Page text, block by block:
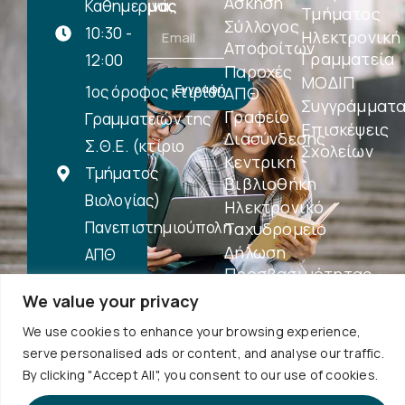
We value your privacy
We use cookies to enhance your browsing experience,
serve personalised ads or content, and analyse our traffic.
By clicking "Accept All", you consent to our use of cookies.
μας
Εγγραφή
Σύλλογος
Αποφοίτων
Παροχές
ΑΠΘ
Γραφείο
Διασύνδεσης
Κεντρική
Βιβλιοθήκη
Ηλεκτρονικό
Ταχυδρομείο
Δήλωση
Προσβασιμότητας
Τμήματος
Ηλεκτρονική
Γραμματεία
ΜΟΔΙΠ
Επισκέψεις
Σχολείων
Καθημερινά,
10:30 -
12:00
1ος όροφος κτιρίου
Γραμματειών της
Σ.Θ.Ε. (κτίριο
Τμήματος
Βιολογίας)
Πανεπιστημιούπολη
ΑΠΘ
...